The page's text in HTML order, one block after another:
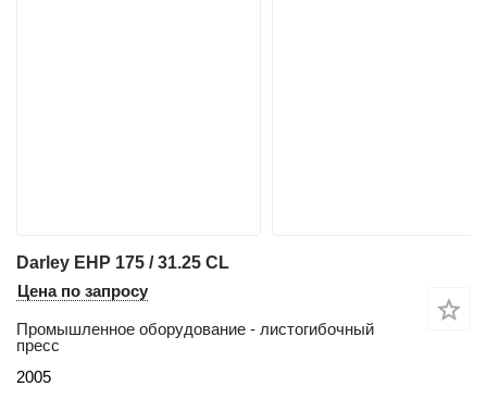
Darley EHP 175 / 31.25 CL
Цена по запросу
Промышленное оборудование - листогибочный
пресс
2005